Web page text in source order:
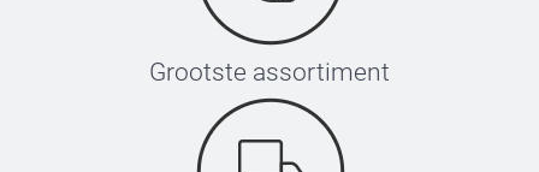
Grootste assortiment